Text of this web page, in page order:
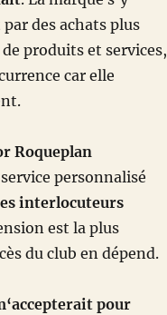
des achats plus
produits et services,
car elle
Roqueplan
personnalisé
interlocuteurs
est la plus
du club en dépend.
pour